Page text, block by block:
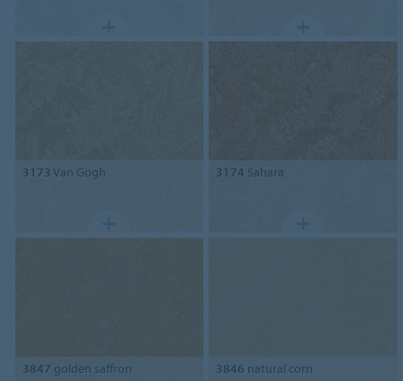
3173 Van Gogh 3174 Sahara
3847 golden saffron 3846 natural corn